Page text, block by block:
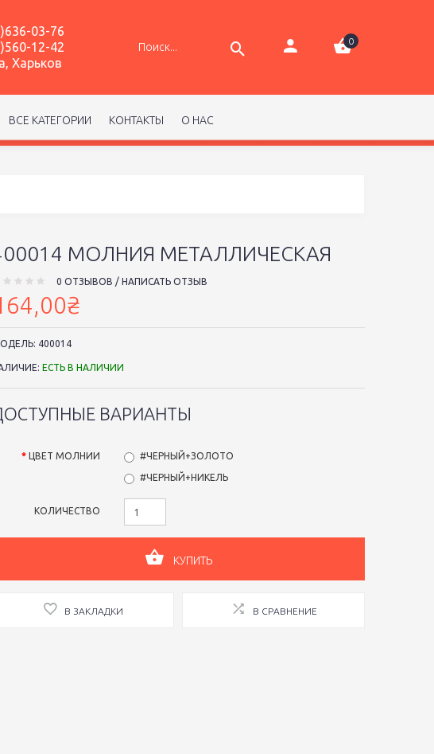
03-76
12-42
Харьков
0
ВСЕ КАТЕГОРИИ КОНТАКТЫ О НАС
МОЛНИЯ МЕТАЛЛИЧЕСКАЯ
0 ОТЗЫВОВ / НАПИСАТЬ ОТЗЫВ
400014
ЕСТЬ В НАЛИЧИИ
ВАРИАНТЫ
ЦВЕТ МОЛНИИ #ЧЕРНЫЙ+ЗОЛОТО
#ЧЕРНЫЙ+НИКЕЛЬ
КОЛИЧЕСТВО
КУПИТЬ
В ЗАКЛАДКИ В СРАВНЕНИЕ